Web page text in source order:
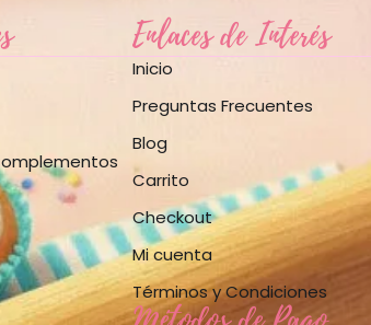
Enlaces de Interés
Inicio
Preguntas Frecuentes
Blog
Carrito
Checkout
Mi cuenta
Términos y Condiciones